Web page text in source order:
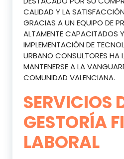
CALIDAD Y LA SATISFACCIÓN
GRACIAS A UN EQUIPO DE
ALTAMENTE CAPACITADOS
IMPLEMENTACIÓN DE
URBANO CONSULTORES HA
MANTENERSE A LA
COMUNIDAD VALENCIANA.
SERVICIOS
GESTORÍA
LABORAL